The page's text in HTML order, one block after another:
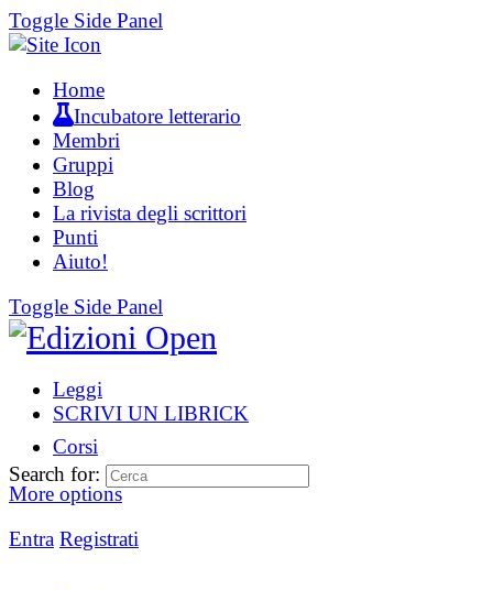
Toggle Side Panel
Home
Incubatore letterario
Membri
Gruppi
Blog
La rivista degli scrittori
Punti
Aiuto!
Toggle Side Panel
Leggi
SCRIVI UN LIBRICK
Corsi
More options
Entra Registrati
Search for: